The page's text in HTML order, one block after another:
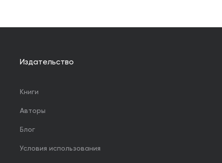
Издательство
Книги
Авторы
Блог
Условия использования